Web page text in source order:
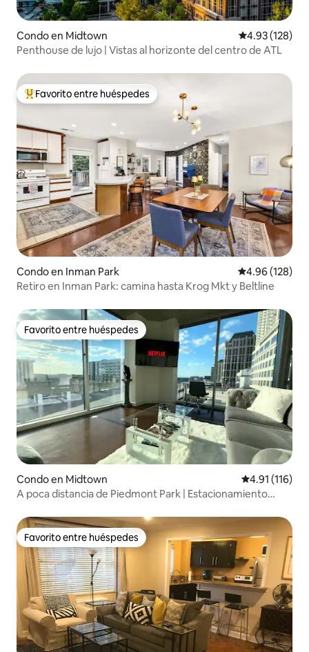
Condo en Midtown Calificación
4.93 (128)
Penthouse de lujo | Vistas al horizonte del centro de ATL
Favorito entre huéspedes preferido
Favorito entre huéspedes
Condo en Inman Park Calificación
4.96 (128)
Retiro en Inman Park: camina hasta Krog Mkt y Beltline
Favorito entre huéspedes
Favorito entre huéspedes
Condo en Midtown Calificación
4.91 (116)
A poca distancia de Piedmont Park | Estacionamiento
Favorito entre huéspedes
Favorito entre huéspedes